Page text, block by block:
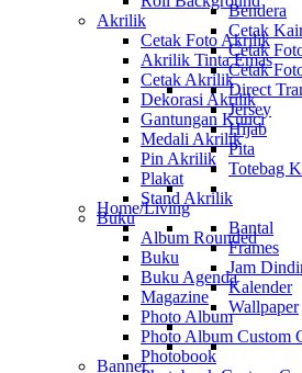
Bendera
Cetak
Cetak
Cetak
Direct
Jersey
Hijab
Pita
Totebag
Home/Living
Bantal
Frames
Jam
Kalender
Wallpaper
Banner
Akrilik
Cetak Foto Akrilik
Akrilik Tinta Emas
Cetak Akrilik
Dekorasi Akrilik
Gantungan Kunci
Medali Akrilik
Pin Akrilik
Plakat
Stand Akrilik
Buku
Album Rounded
Buku
Buku Agenda
Magazine
Photo Album
Photo Album Custom
Photobook